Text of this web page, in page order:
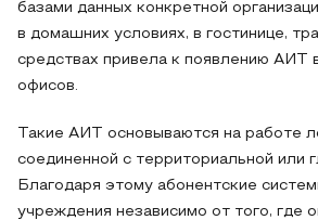
базами данных конкретной
в домашних условиях, в гостинице,
средствах привела к появлению АИТ
офисов.
Такие АИТ основываются на работе
соединенной с территориальной или
Благодаря этому абонентские
учреждения независимо от того, где